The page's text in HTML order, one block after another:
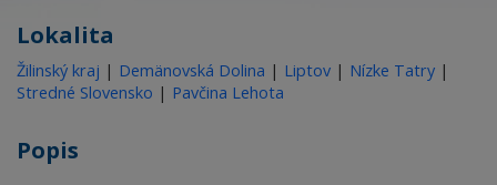
Lokalita
Žilinský kraj | Demänovská Dolina | Liptov | Nízke Tatry |
Stredné Slovensko | Pavčina Lehota
Popis